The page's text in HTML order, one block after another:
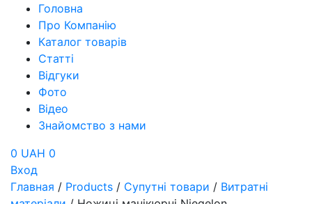
Головна
Про Компанію
Каталог товарів
Статті
Відгуки
Фото
Відео
Знайомство з нами
0 UAH 0
Вход
Главная / Products / Супутні товари / Витратні